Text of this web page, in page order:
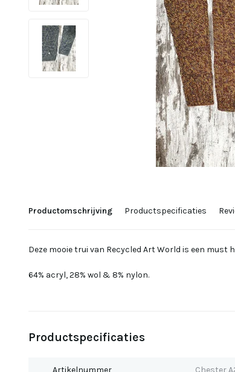
Productomschrijving Productspecificaties
Deze mooie trui van Recycled Art World is een must
64% acryl, 28% wol & 8% nylon.
Productspecificaties
Artikelnummer Chester